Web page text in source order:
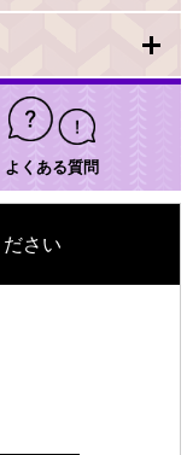
よくある質問
さい